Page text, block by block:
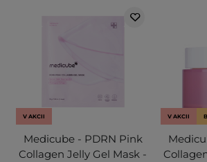
V AKCII
Medicube - PDRN Pink
Collagen Jelly Gel Mask -
V AKCII